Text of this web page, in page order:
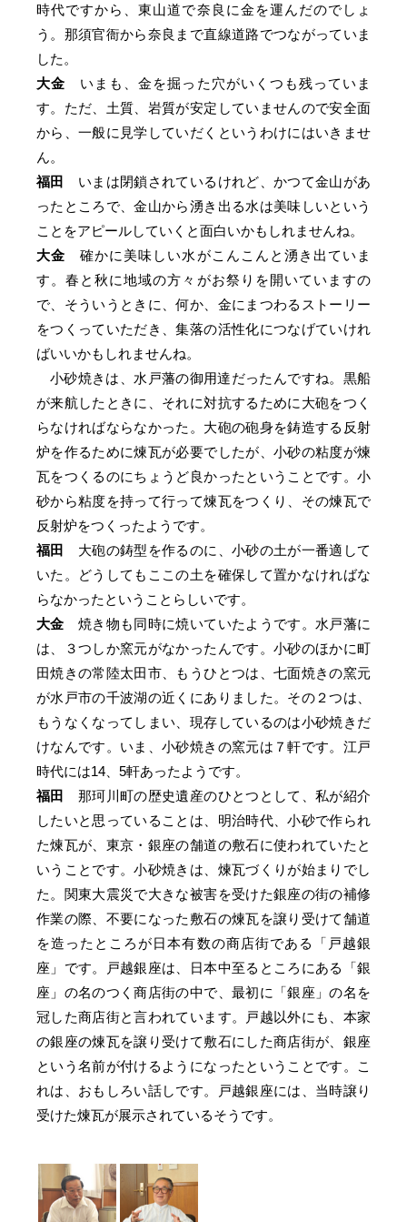
時代ですから、東山道で奈良に金を運んだのでしょ
う。那須官衙から奈良まで直線道路でつながっていま
した。
大金 いまも、金を掘った穴がいくつも残っていま
す。ただ、土質、岩質が安定していませんので安全面
から、一般に見学していだくというわけにはいきませ
ん。
福田
いまは閉鎖されているけれど、かつて金山があ
ったところで、金山から湧き出る水は美味しいという
ことをアピールしていくと面白いかもしれませんね。
大金 確かに美味しい水がこんこんと湧き出ていま
す。春と秋に地域の方々がお祭りを開いていますの
で、そういうときに、何か、金にまつわるストーリー
をつくっていただき、集落の活性化につなげていけれ
ばいいかもしれませんね。
小砂焼きは、水戸藩の御用達だったんですね。黒船
が来航したときに、それに対抗するために大砲をつく
らなければならなかった。大砲の砲身を鋳造する反射
炉を作るために煉瓦が必要でしたが、小砂の粘度が煉
瓦をつくるのにちょうど良かったということです。小
砂から粘度を持って行って煉瓦をつくり、その煉瓦で
反射炉をつくったようです。
福田
大砲の鋳型を作るのに、小砂の土が一番適して
いた。どうしてもここの土を確保して置かなければな
らなかったということらしいです。
大金 焼き物も同時に焼いていたようです。水戸藩に
は、３つしか窯元がなかったんです。小砂のほかに町
田焼きの常陸太田市、もうひとつは、七面焼きの窯元
が水戸市の千波湖の近くにありました。その２つは、
もうなくなってしまい、現存しているのは小砂焼きだ
けなんです。いま、小砂焼きの窯元は７軒です。江戸
時代には14、5軒あったようです。
福田
那珂川町の歴史遺産のひとつとして、私が紹介
したいと思っていることは、明治時代、小砂で作られ
た煉瓦が、東京・銀座の舗道の敷石に使われていたと
いうことです。小砂焼きは、煉瓦づくりが始まりでし
た。関東大震災で大きな被害を受けた銀座の街の補修
作業の際、不要になった敷石の煉瓦を譲り受けて舗道
を造ったところが日本有数の商店街である「戸越銀
座」です。戸越銀座は、日本中至るところにある「銀
座」の名のつく商店街の中で、最初に「銀座」の名を
冠した商店街と言われています。戸越以外にも、本家
の銀座の煉瓦を譲り受けて敷石にした商店街が、銀座
という名前が付けるようになったということです。こ
れは、おもしろい話しです。戸越銀座には、当時譲り
受けた煉瓦が展示されているそうです。